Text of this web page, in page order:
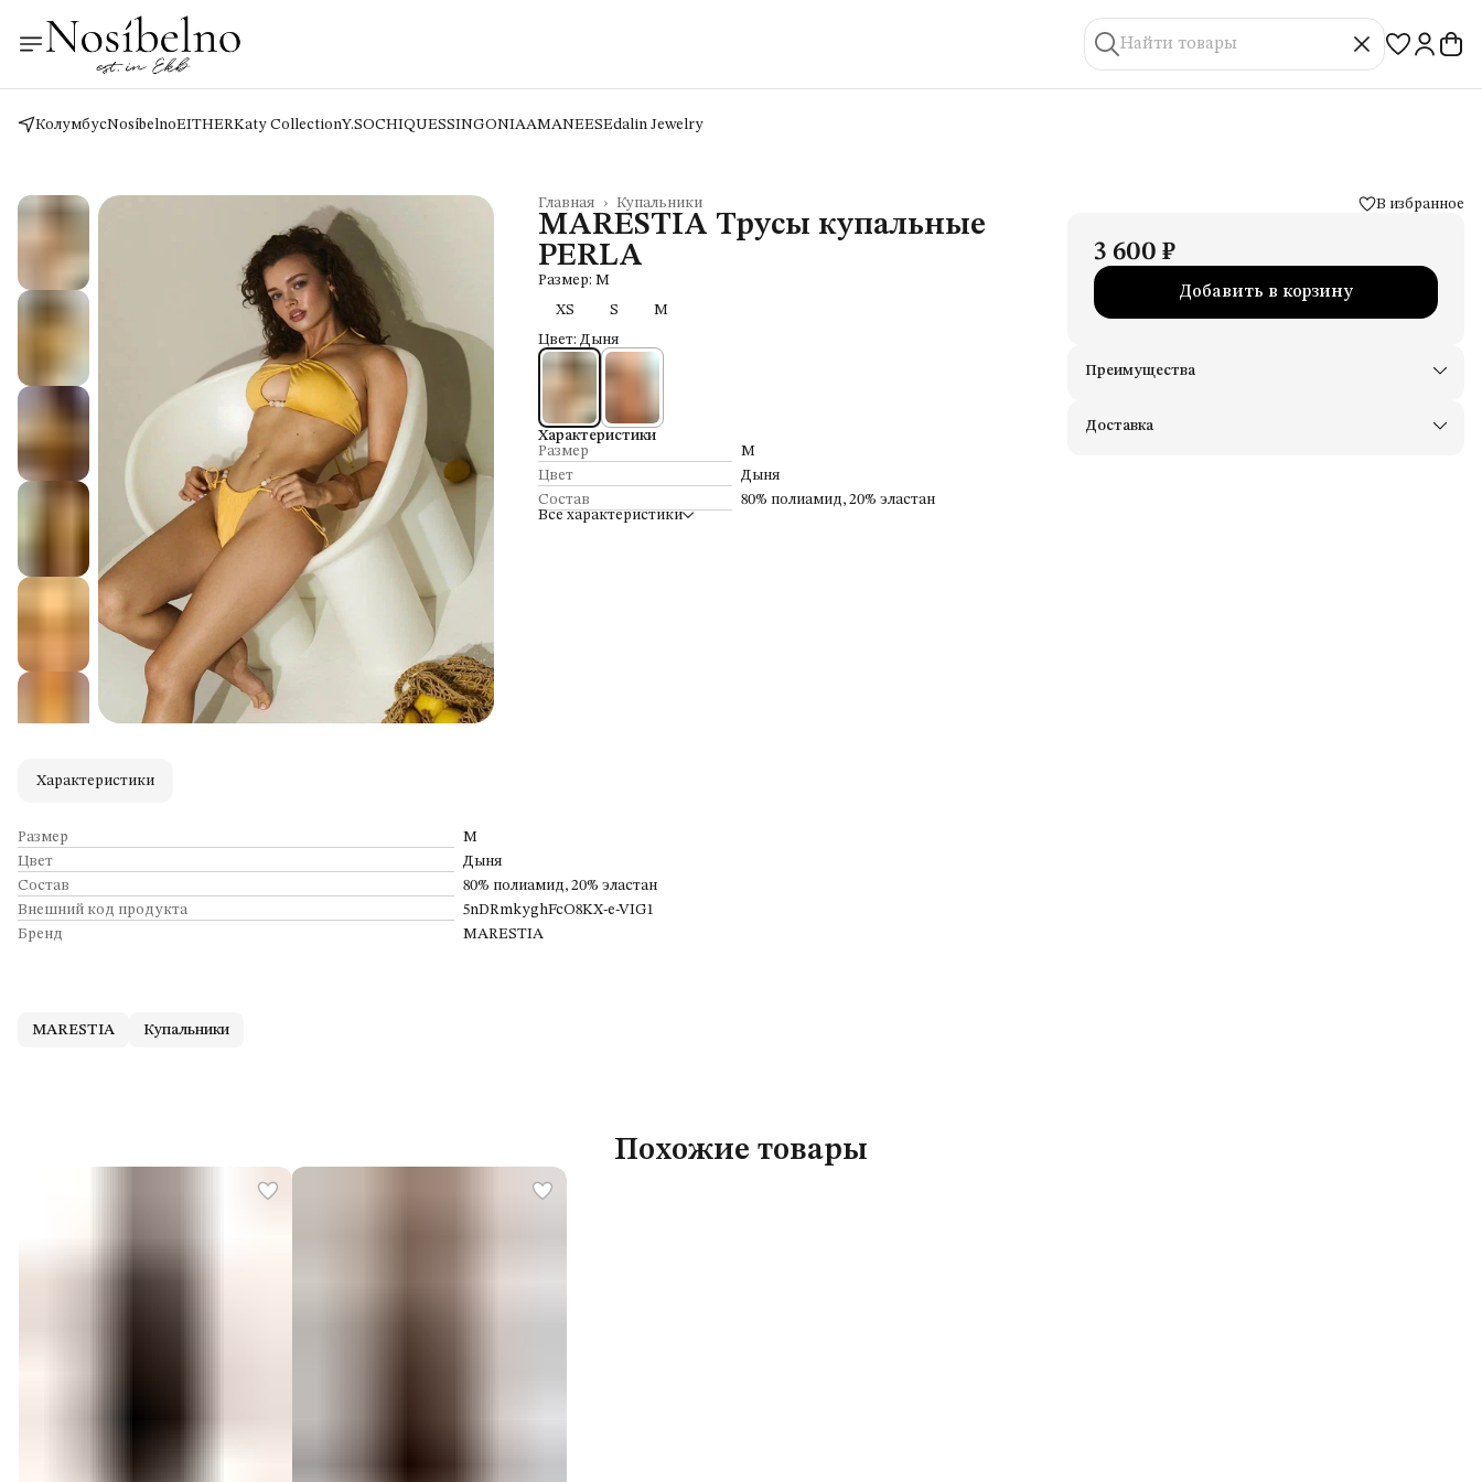
КолумбусNosíbelnoEITHERKaty CollectionY.SOCHIQUESSINGONIAAMANEESEdalin Jewelry
Купальники
Главная ›
MARESTIA Трусы купальные
PERLA
Размер: M
XS
S
M
Цвет: Дыня
Характеристики
Размер
M
Цвет
Дыня
Состав
80% полиамид, 20% эластан
Все характеристики
В избранное
3 600 ₽
Добавить в корзину
Преимущества
Оплата — картой, СБП или наличными
Доставка
Характеристики
Размер
M
Цвет
Дыня
Состав
80% полиамид, 20% эластан
Внешний код продукта
5nDRmkyghFcO8KX-e-VIG1
Бренд
MARESTIA
MARESTIA Купальники
Похожие товары